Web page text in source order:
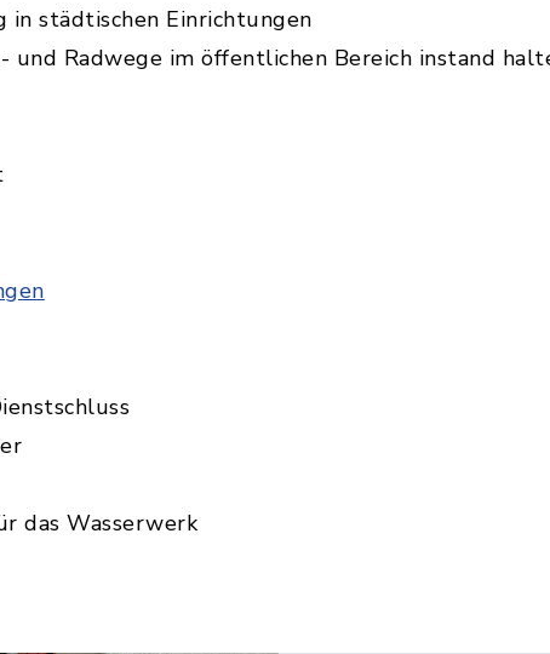
städtischen Einrichtungen
und Radwege im öffentlichen Bereich instand
das Wasserwerk